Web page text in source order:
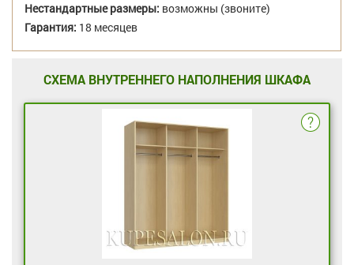
Нестандартные размеры: возможны (звоните)
Гарантия: 18 месяцев
СХЕМА ВНУТРЕННЕГО НАПОЛНЕНИЯ ШКАФА